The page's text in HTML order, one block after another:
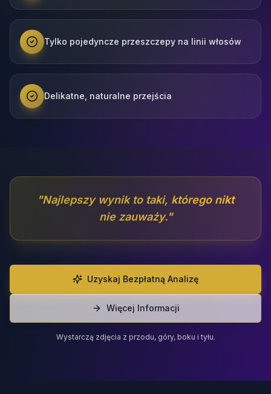
Tylko pojedyncze przeszczepy na linii włosów
Delikatne, naturalne przejścia
"Najlepszy wynik to taki, którego nikt
nie zauważy."
Uzyskaj Bezpłatną Analizę
Więcej Informacji
Wystarczą zdjęcia z przodu, góry, boku i tyłu.